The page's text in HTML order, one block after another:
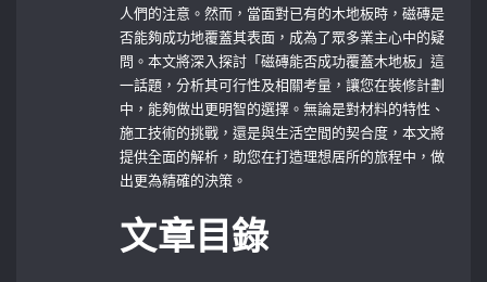
人們的注意。然而，當面對已有的木地板時，磁磚是
否能夠成功地覆蓋其表面，成為了眾多業主心中的疑
問。本文將深入探討「磁磚能否成功覆蓋木地板」這
一話題，分析其可行性及相關考量，讓您在裝修計劃
中，能夠做出更明智的選擇。無論是對材料的特性、
施工技術的挑戰，還是與生活空間的契合度，本文將
提供全面的解析，助您在打造理想居所的旅程中，做
出更為精確的決策。
文章目錄